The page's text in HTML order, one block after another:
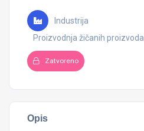
Industrija
Proizvodnja žičanih proizvoda
Zatvoreno
Opis